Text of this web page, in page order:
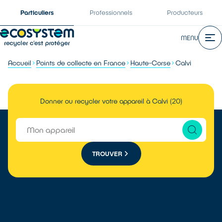
Particuliers Professionnels Producteurs
MENU
Accueil Points de collecte en France Haute-Corse Calvi
Donner ou recycler votre appareil à Calvi (20)
TROUVER